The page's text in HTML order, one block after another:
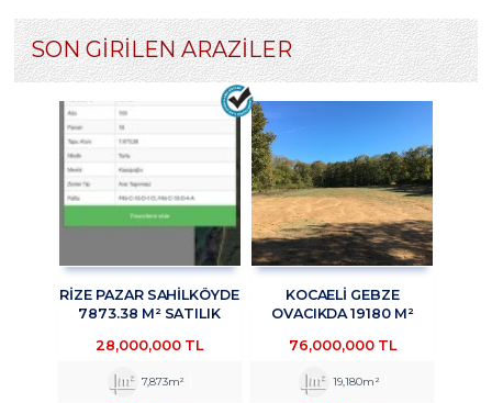
SON GİRİLEN ARAZİLER
RİZE PAZAR SAHİLKÖYDE
7873.38 M² SATILIK
28,000,000 TL
7,873m²
KOCAELİ GEBZE
OVACIKDA 19180 M²
TROYKADAN
76,000,000 TL
19,180m²